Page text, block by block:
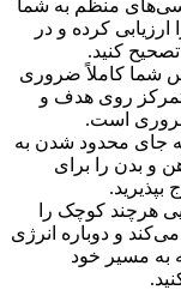
منظم به شما
کرده و در
کنید.
کاملاً ضروری
روی هدف و
است.
محدود شدن به
را برای
کوچک را
و دوباره انرژی
خود